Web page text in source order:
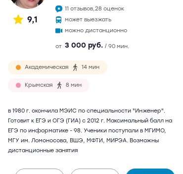
9,1
11 отзывов,28 оценок
может выезжать
можно дистанционно
от 3 000 руб. / 90 мин.
Академическая 14 мин
Крымская 8 мин
в 1980 г. окончила МЭИС по специальности "Инженер".
Готовит к ЕГЭ и ОГЭ (ГИА) с 2012 г. Максимальный балл на
ЕГЭ по информатике - 98. Ученики поступали в МГИМО,
МГУ им. Ломоносова, ВШЭ, МФТИ, МИРЭА. Возможны
дистанционные занятия